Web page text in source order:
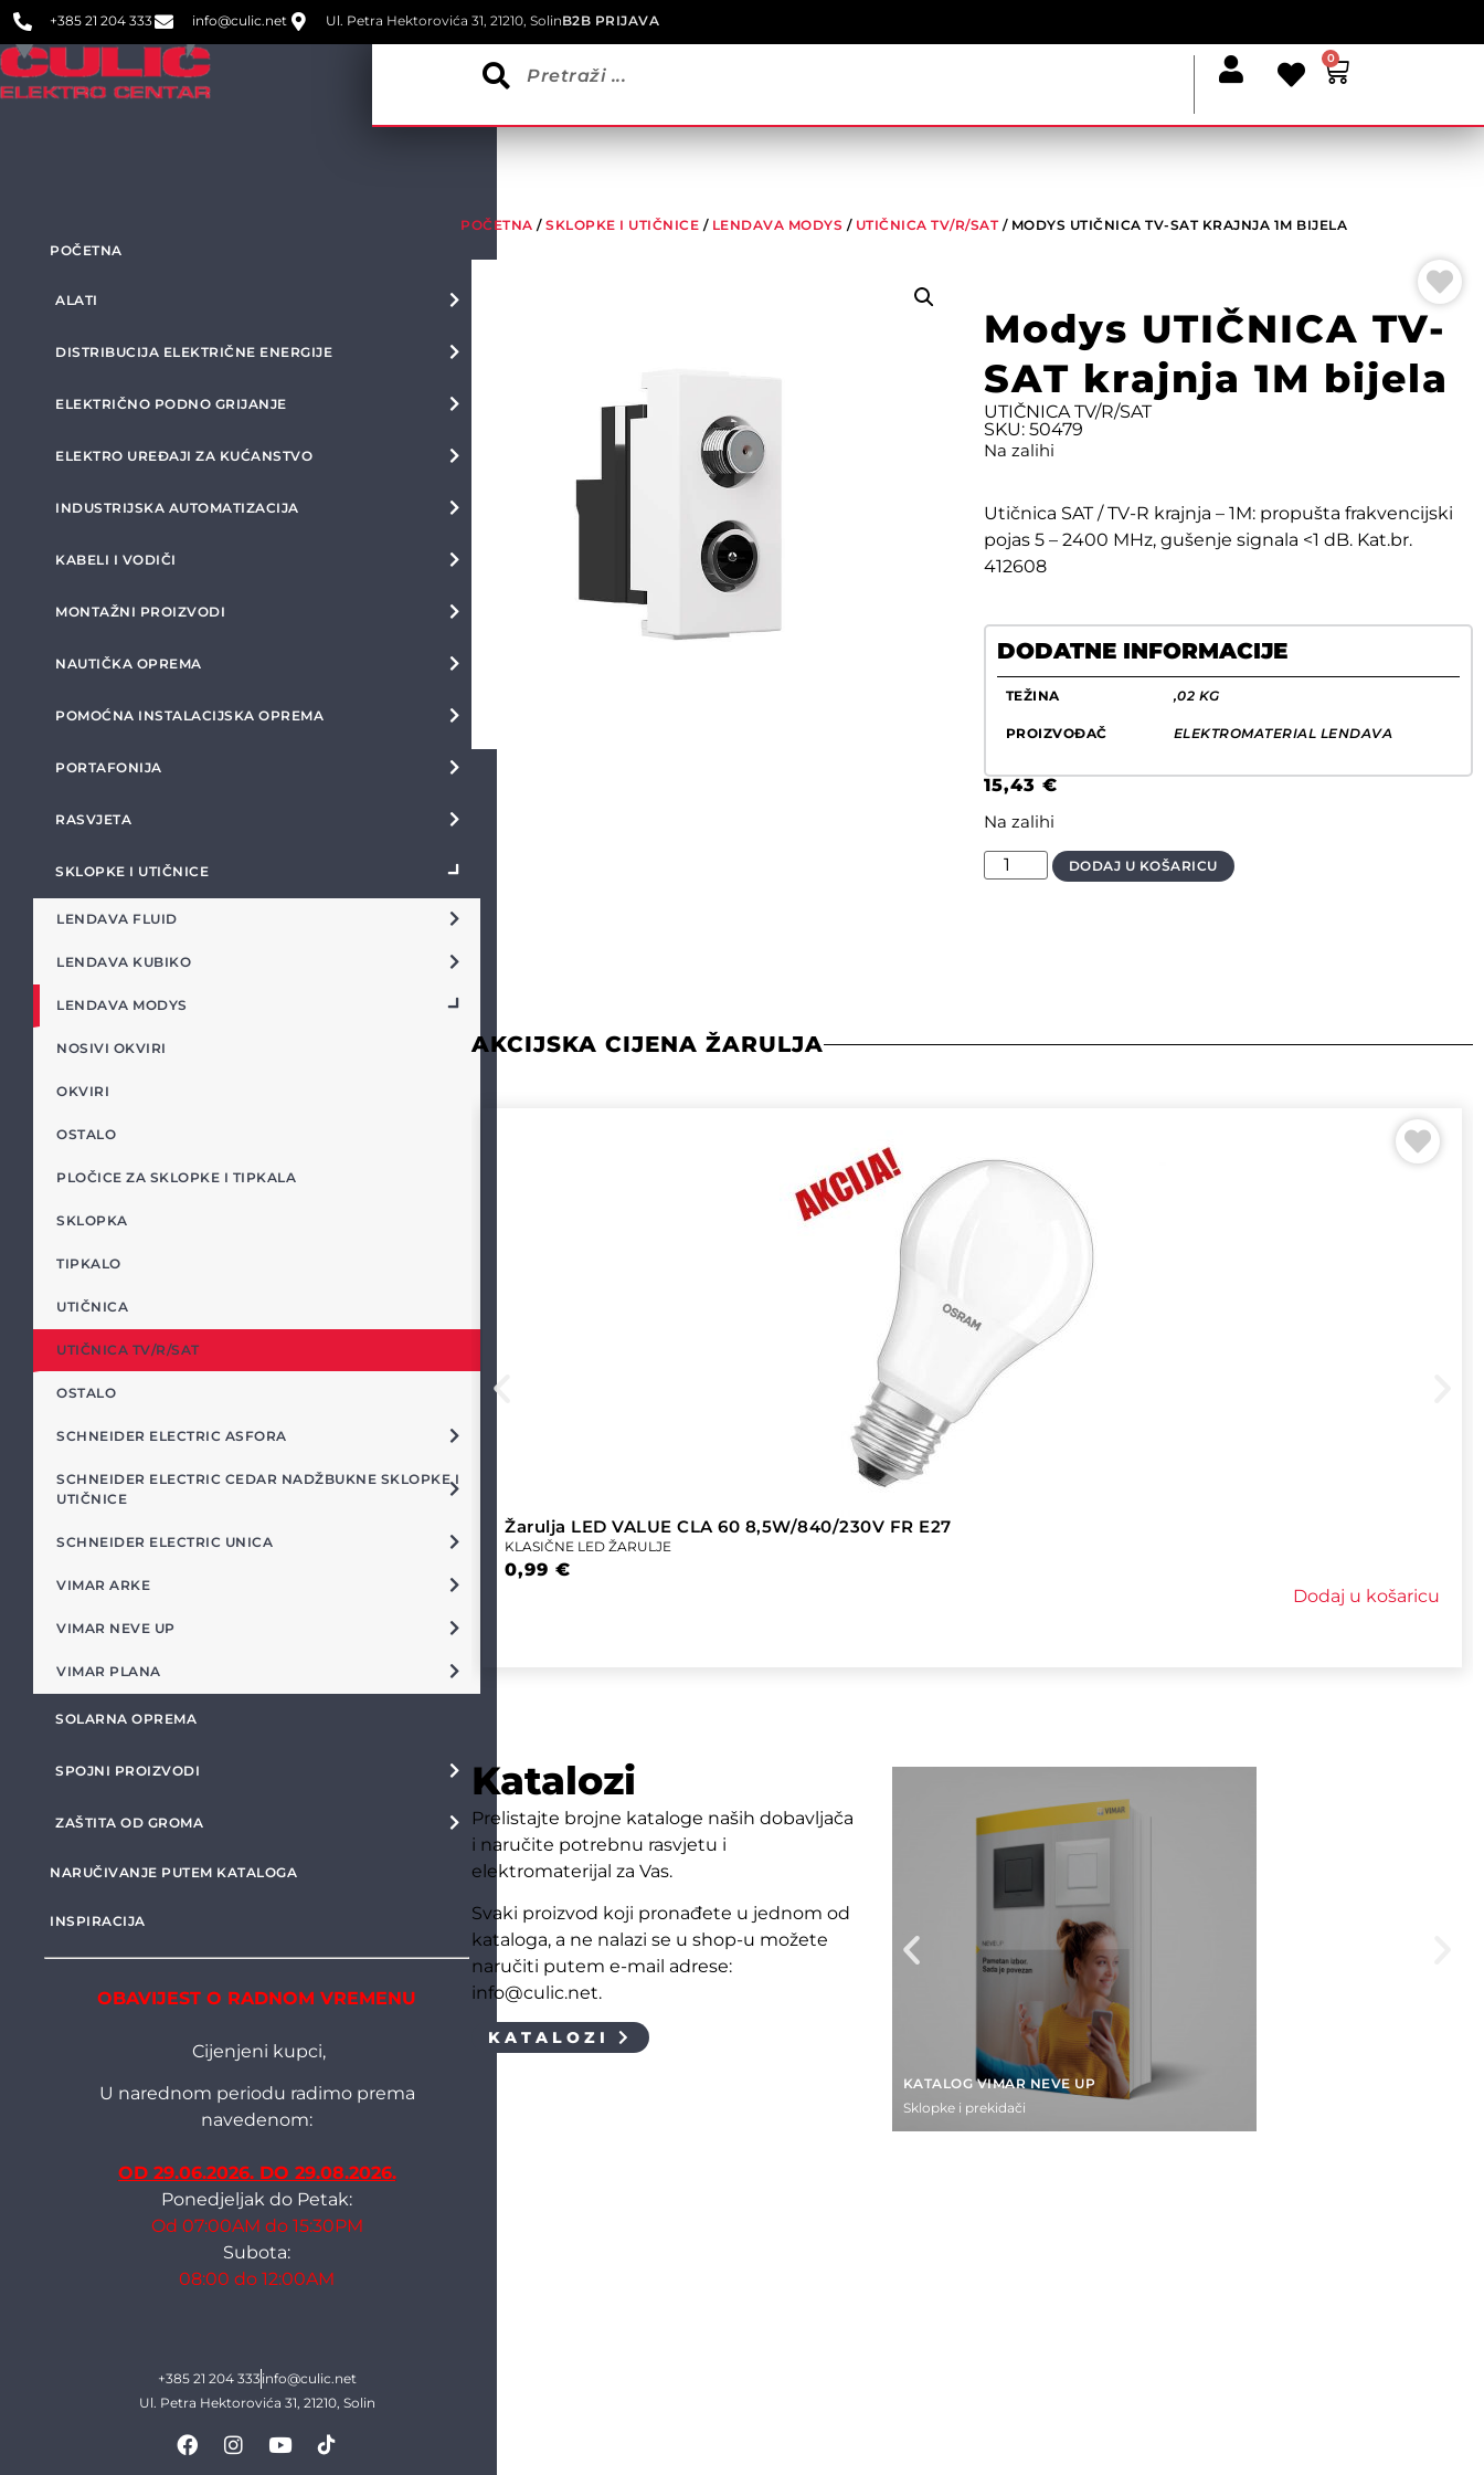
+385 21 204 333 info@culic.net Ul. Petra Hektorovića 31, 21210, SolinB2B PRIJAVA
0
POČETNA
ALATI
DISTRIBUCIJA ELEKTRIČNE ENERGIJE
ELEKTRIČNO PODNO GRIJANJE
ELEKTRO UREĐAJI ZA KUĆANSTVO
INDUSTRIJSKA AUTOMATIZACIJA
KABELI I VODIČI
MONTAŽNI PROIZVODI
NAUTIČKA OPREMA
POMOĆNA INSTALACIJSKA OPREMA
PORTAFONIJA
RASVJETA
SKLOPKE I UTIČNICE
LENDAVA FLUID
LENDAVA KUBIKO
LENDAVA MODYS
NOSIVI OKVIRI
OKVIRI
OSTALO
PLOČICE ZA SKLOPKE I TIPKALA
SKLOPKA
TIPKALO
UTIČNICA
UTIČNICA TV/R/SAT
OSTALO
SCHNEIDER ELECTRIC ASFORA
SCHNEIDER ELECTRIC CEDAR NADŽBUKNE SKLOPKE I
UTIČNICE
SCHNEIDER ELECTRIC UNICA
VIMAR ARKE
VIMAR NEVE UP
VIMAR PLANA
SOLARNA OPREMA
SPOJNI PROIZVODI
ZAŠTITA OD GROMA
NARUČIVANJE PUTEM KATALOGA
INSPIRACIJA
OBAVIJEST O RADNOM VREMENU
Cijenjeni kupci,
U narednom periodu radimo prema
navedenom:
OD 29.06.2026. DO 29.08.2026.
Ponedjeljak do Petak:
Od 07:00AM do 15:30PM
Subota:
08:00 do 12:00AM
+385 21 204 333info@culic.net
Ul. Petra Hektorovića 31, 21210, Solin
POČETNA /SKLOPKE I UTIČNICE / LENDAVA MODYS / UTIČNICA TV/R/SAT/ MODYS UTIČNICA TV-SAT KRAJNJA 1M BIJELA
Modys UTIČNICA TV-
SAT krajnja 1M bijela
UTIČNICA TV/R/SAT
SKU: 50479
Na zalihi
Utičnica SAT / TV-R krajnja – 1M: propušta frakvencijski
pojas 5 – 2400 MHz, gušenje signala <1 dB. Kat.br.
412608
DODATNE INFORMACIJE
TEŽINA ,02 KG
PROIZVOĐAČ ELEKTROMATERIAL LENDAVA
15,43 €
Na zalihi
DODAJ U KOŠARICU
AKCIJSKA CIJENA ŽARULJA
Žarulja LED VALUE CLA 60 8,5W/840/230V FR E27
KLASIČNE LED ŽARULJE
0,99€
Dodaj u košaricu
Katalozi
Prelistajte brojne kataloge naših dobavljača
i naručite potrebnu rasvjetu i
elektromaterijal za Vas.
Svaki proizvod koji pronađete u jednom od
kataloga, a ne nalazi se u shop-u možete
naručiti putem e-mail adrese:
info@culic.net.
KATALOZI
KATALOG VIMAR NEVE UP
Sklopke i prekidači